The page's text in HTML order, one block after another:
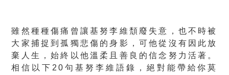
雖然種種傷痛曾讓基努李維頹廢失意，也不時被
大家捕捉到孤獨悲傷的身影，可他從沒有因此放
棄人生，始終以他溫柔且善良的信念努力活著。
相信以下20句基努李維語錄，絕對能帶給你莫